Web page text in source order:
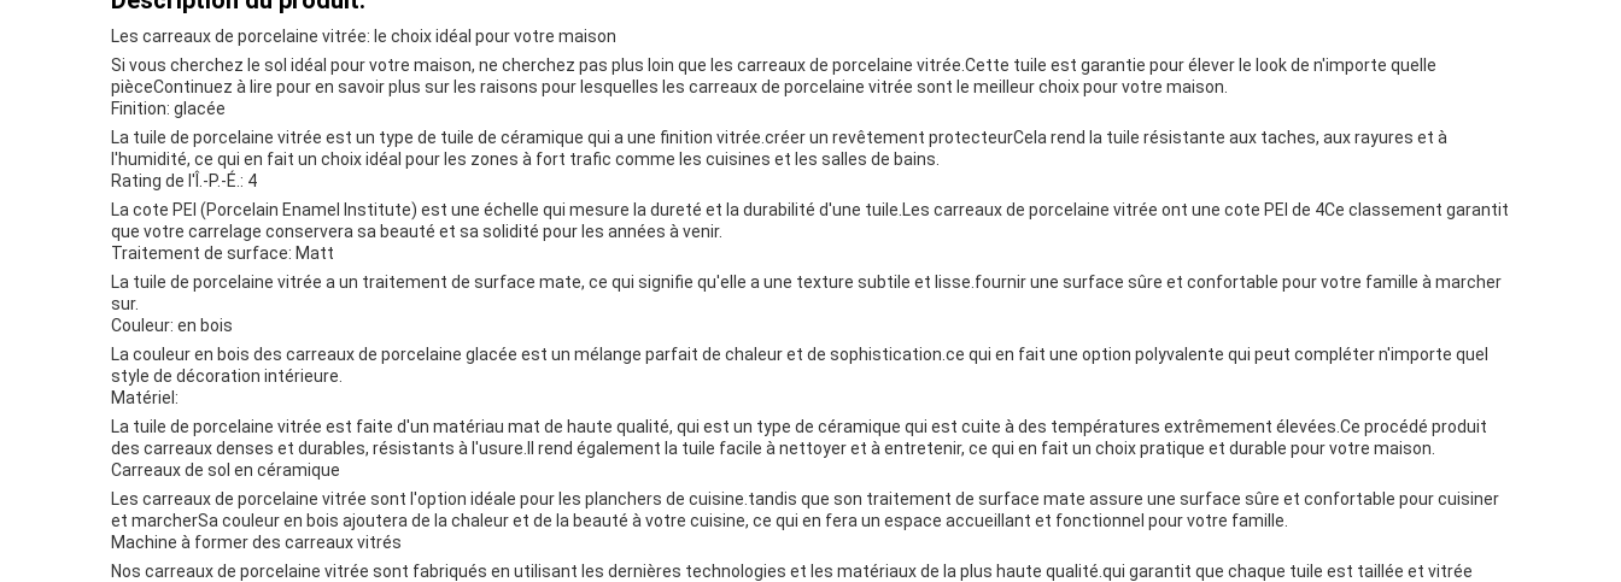
Les carreaux de porcelaine vitrée: le choix idéal pour votre maison
Si vous cherchez le sol idéal pour votre maison, ne cherchez pas plus loin que les carreaux de porcelaine vitrée.Cette tuile est garantie pour élever le look de n'importe quelle
pièceContinuez à lire pour en savoir plus sur les raisons pour lesquelles les carreaux de porcelaine vitrée sont le meilleur choix pour votre maison.
Finition: glacée
La tuile de porcelaine vitrée est un type de tuile de céramique qui a une finition vitrée.créer un revêtement protecteurCela rend la tuile résistante aux taches, aux rayures et à
l'humidité, ce qui en fait un choix idéal pour les zones à fort trafic comme les cuisines et les salles de bains.
Rating de l'Î.-P.-É.: 4
La cote PEI (Porcelain Enamel Institute) est une échelle qui mesure la dureté et la durabilité d'une tuile.Les carreaux de porcelaine vitrée ont une cote PEI de 4Ce classement garantit
que votre carrelage conservera sa beauté et sa solidité pour les années à venir.
Traitement de surface: Matt
La tuile de porcelaine vitrée a un traitement de surface mate, ce qui signifie qu'elle a une texture subtile et lisse.fournir une surface sûre et confortable pour votre famille à marcher
sur.
Couleur: en bois
La couleur en bois des carreaux de porcelaine glacée est un mélange parfait de chaleur et de sophistication.ce qui en fait une option polyvalente qui peut compléter n'importe quel
style de décoration intérieure.
Matériel:
La tuile de porcelaine vitrée est faite d'un matériau mat de haute qualité, qui est un type de céramique qui est cuite à des températures extrêmement élevées.Ce procédé produit
des carreaux denses et durables, résistants à l'usure.Il rend également la tuile facile à nettoyer et à entretenir, ce qui en fait un choix pratique et durable pour votre maison.
Carreaux de sol en céramique
Les carreaux de porcelaine vitrée sont l'option idéale pour les planchers de cuisine.tandis que son traitement de surface mate assure une surface sûre et confortable pour cuisiner
et marcherSa couleur en bois ajoutera de la chaleur et de la beauté à votre cuisine, ce qui en fera un espace accueillant et fonctionnel pour votre famille.
Machine à former des carreaux vitrés
Nos carreaux de porcelaine vitrée sont fabriqués en utilisant les dernières technologies et les matériaux de la plus haute qualité.qui garantit que chaque tuile est taillée et vitrée